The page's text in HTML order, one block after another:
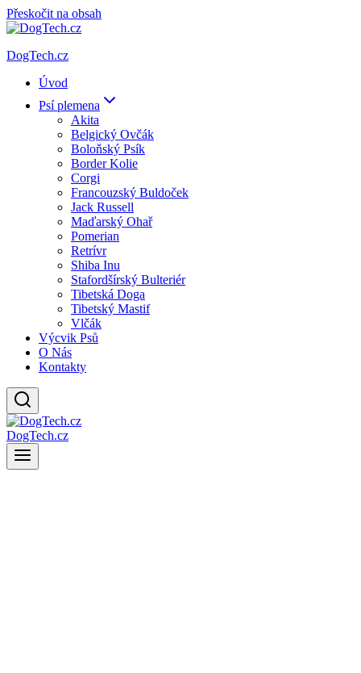
Přeskočit na obsah
DogTech.cz
Úvod
Psí plemena
Akita
Belgický Ovčák
Boloňský Psík
Border Kolie
Corgi
Francouzský Buldoček
Jack Russell
Maďarský Ohař
Pomerian
Retrívr
Shiba Inu
Stafordšírský Bulteriér
Tibetská Doga
Tibetský Mastif
Vlčák
Výcvik Psů
O Nás
Kontakty
DogTech.cz